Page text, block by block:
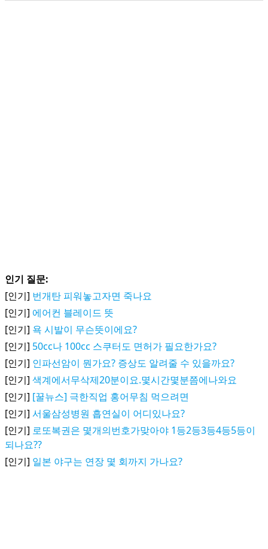
인기 질문:
[인기] 번개탄 피워놓고자면 죽나요
[인기] 에어컨 블레이드 뜻
[인기] 욕 시발이 무슨뜻이에요?
[인기] 50cc나 100cc 스쿠터도 면허가 필요한가요?
[인기] 인파선암이 뭔가요? 증상도 알려줄 수 있을까요?
[인기] 색계에서무삭제20분이요.몇시간몇분쯤에나와요
[인기] [꿀뉴스] 극한직업 홍어무침 먹으려면
[인기] 서울삼성병원 흡연실이 어디있나요?
[인기] 로또복권은 몇개의번호가맞아야 1등2등3등4등5등이
되나요??
[인기] 일본 야구는 연장 몇 회까지 가나요?